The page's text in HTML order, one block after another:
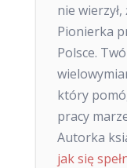
nie
Pionierka
Polsce.
który
pracy
Autorka
jak się